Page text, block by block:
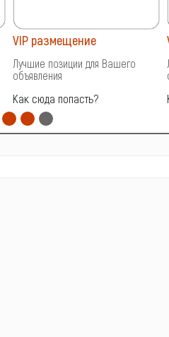
VIP размещение
Лучшие позиции для Вашего
объявления
Как сюда попасть?